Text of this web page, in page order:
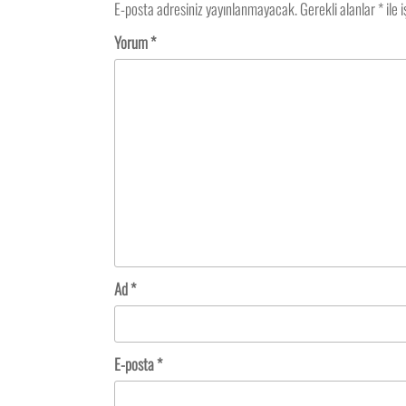
E-posta adresiniz yayınlanmayacak.Gerekli alanlar*ile
Yorum*
Ad*
E-posta*